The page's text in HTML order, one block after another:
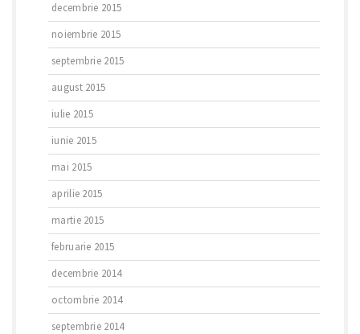
decembrie 2015
noiembrie 2015
septembrie 2015
august 2015
iulie 2015
iunie 2015
mai 2015
aprilie 2015
martie 2015
februarie 2015
decembrie 2014
octombrie 2014
septembrie 2014